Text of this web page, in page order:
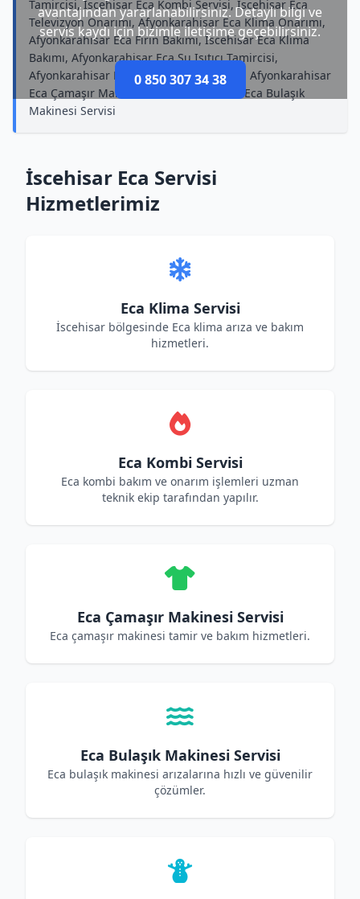
avantajından yararlanabilirsiniz. Detaylı bilgi ve
servis kaydı için bizimle iletişime geçebilirsiniz.
0 850 307 34 38
Tamircisi, İscehisar Eca Kombi Servisi, İscehisar Eca
Televizyon Onarımı, Afyonkarahisar Eca Klima Onarımı,
Afyonkarahisar Eca Fırın Bakımı, İscehisar Eca Klima
Bakımı, Afyonkarahisar Eca Su Isıtıcı Tamircisi,
Afyonkarahisar Eca Mikrodalga Onarımı, Afyonkarahisar
Eca Çamaşır Makinesi Bakımı, İscehisar Eca Bulaşık
Makinesi Servisi
İscehisar Eca Servisi
Hizmetlerimiz
Eca Klima Servisi
İscehisar bölgesinde Eca klima arıza ve bakım
hizmetleri.
Eca Kombi Servisi
Eca kombi bakım ve onarım işlemleri uzman
teknik ekip tarafından yapılır.
Eca Çamaşır Makinesi Servisi
Eca çamaşır makinesi tamir ve bakım hizmetleri.
Eca Bulaşık Makinesi Servisi
Eca bulaşık makinesi arızalarına hızlı ve güvenilir
çözümler.